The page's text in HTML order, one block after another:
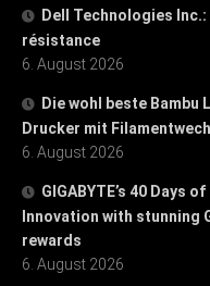
Dell Technologies
résistance
6. August 2026
Die wohl beste
Drucker mit
6. August 2026
GIGABYTE’s 40 Days
Innovation with stunning
rewards
6. August 2026